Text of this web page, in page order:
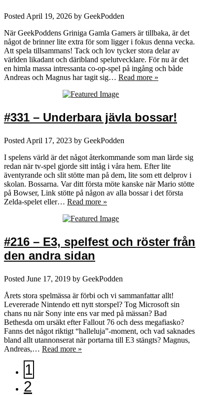
Posted April 19, 2026 by GeekPodden
När GeekPoddens Griniga Gamla Gamers är tillbaka, är det
något de brinner lite extra för som ligger i fokus denna vecka.
Att spela tillsammans! Tack och lov tycker stora delar av
världen likadant och däribland spelutvecklare. För nu är det
en himla massa intressanta co-op-spel på ingång och både
Andreas och Magnus har tagit sig… Read more »
#331 – Underbara jävla bossar!
Posted April 17, 2023 by GeekPodden
I spelens värld är det något återkommande som man lärde sig
redan när tv-spel gjorde sitt intåg i våra hem. Efter lite
äventyrande och slit stötte man på dem, lite som ett delprov i
skolan. Bossarna. Var ditt första möte kanske när Mario stötte
på Bowser, Link stötte på någon av alla bossar i det första
Zelda-spelet eller… Read more »
#216 – E3, spelfest och röster från
den andra sidan
Posted June 17, 2019 by GeekPodden
Årets stora spelmässa är förbi och vi sammanfattar allt!
Levererade Nintendo ett nytt storspel? Tog Microsoft sin
chans nu när Sony inte ens var med på mässan? Bad
Bethesda om ursäkt efter Fallout 76 och dess megafiasko?
Fanns det något riktigt “halleluja”-moment, och vad saknades
bland allt utannonserat när portarna till E3 stängts? Magnus,
Andreas,… Read more »
1
2